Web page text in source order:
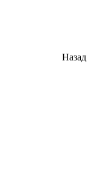
Назад